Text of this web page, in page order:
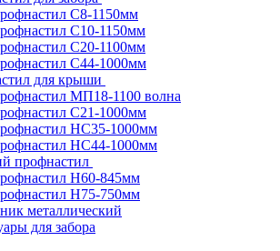
С8-1150мм
С10-1150мм
С20-1100мм
С44-1000мм
для крыши
МП18-1100 волна
С21-1000мм
HC35-1000мм
НС44-1000мм
профнастил
Н60-845мм
H75-750мм
металлический
для забора